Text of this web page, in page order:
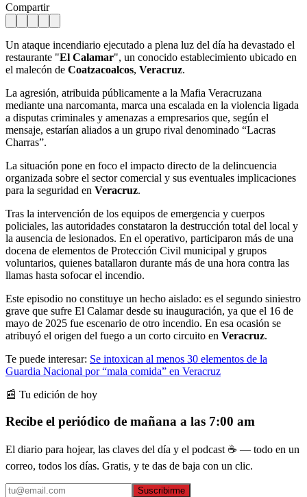
Compartir
Un ataque incendiario ejecutado a plena luz del día ha devastado el
restaurante "El Calamar", un conocido establecimiento ubicado en
el malecón de Coatzacoalcos, Veracruz.
La agresión, atribuida públicamente a la Mafia Veracruzana
mediante una narcomanta, marca una escalada en la violencia ligada
a disputas criminales y amenazas a empresarios que, según el
mensaje, estarían aliados a un grupo rival denominado “Lacras
Charras”.
La situación pone en foco el impacto directo de la delincuencia
organizada sobre el sector comercial y sus eventuales implicaciones
para la seguridad en Veracruz.
Tras la intervención de los equipos de emergencia y cuerpos
policiales, las autoridades constataron la destrucción total del local y
la ausencia de lesionados. En el operativo, participaron más de una
docena de elementos de Protección Civil municipal y grupos
voluntarios, quienes batallaron durante más de una hora contra las
llamas hasta sofocar el incendio.
Este episodio no constituye un hecho aislado: es el segundo siniestro
grave que sufre El Calamar desde su inauguración, ya que el 16 de
mayo de 2025 fue escenario de otro incendio. En esa ocasión se
atribuyó el origen del fuego a un corto circuito en Veracruz.
Te puede interesar: Se intoxican al menos 30 elementos de la
Guardia Nacional por “mala comida” en Veracruz
📰 Tu edición de hoy
Recibe el periódico de mañana a las 7:00 am
El diario para hojear, las claves del día y el podcast ☕ — todo en un
correo, todos los días. Gratis, y te das de baja con un clic.
Suscribirme